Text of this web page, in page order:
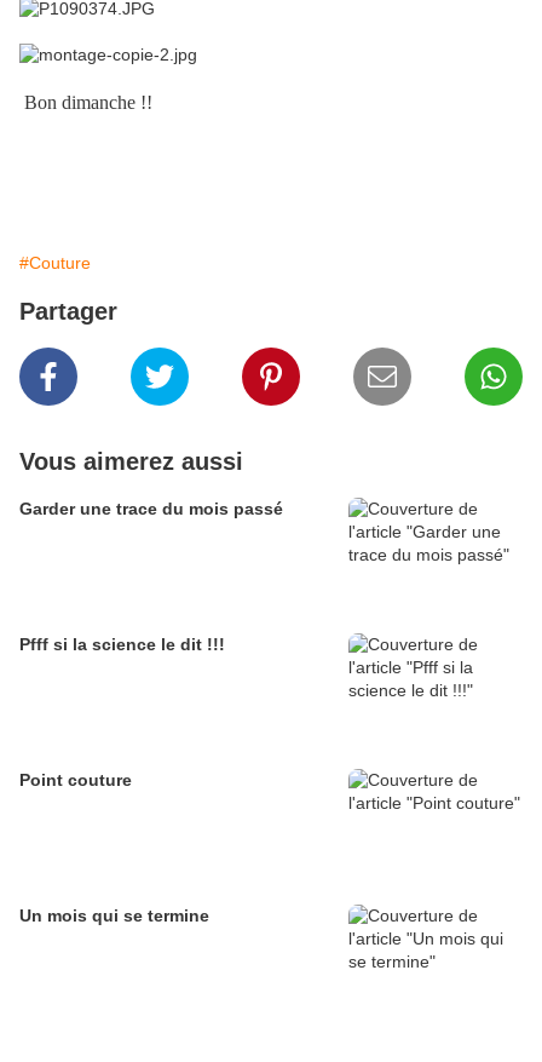
Bon dimanche !!
#Couture
Partager
Vous aimerez aussi
Garder une trace du mois passé
Pfff si la science le dit !!!
Point couture
Un mois qui se termine